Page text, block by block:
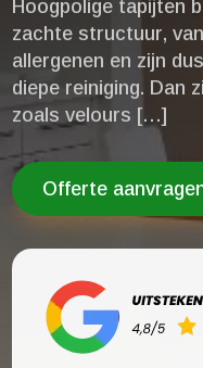
Hoogpolige tapijten
zachte structuur,
allergenen en zijn
diepe reiniging.​ Dan
zoals velours […]
Offerte